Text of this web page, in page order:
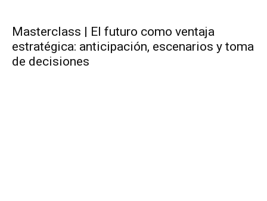
Masterclass | El futuro como ventaja
estratégica: anticipación, escenarios y toma
de decisiones